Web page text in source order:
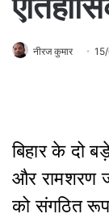
नीरज कुमार
बिहार के दो
और रामशरण
को संगठित